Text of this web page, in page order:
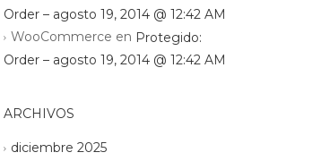
Order – agosto 19, 2014 @ 12:42 AM
WooCommerce en Protegido:
Order – agosto 19, 2014 @ 12:42 AM
ARCHIVOS
diciembre 2025